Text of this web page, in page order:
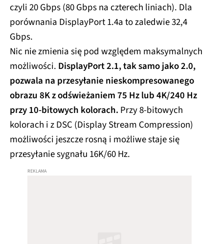
czyli 20 Gbps (80 Gbps na czterech liniach). Dla
porównania DisplayPort 1.4a to zaledwie 32,4
Gbps.
Nic nie zmienia się pod względem maksymalnych
możliwości. DisplayPort 2.1, tak samo jako 2.0,
pozwala na przesyłanie nieskompresowanego
obrazu 8K z odświeżaniem 75 Hz lub 4K/240 Hz
przy 10-bitowych kolorach. Przy 8-bitowych
kolorach i z DSC (Display Stream Compression)
możliwości jeszcze rosną i możliwe staje się
przesyłanie sygnału 16K/60 Hz.